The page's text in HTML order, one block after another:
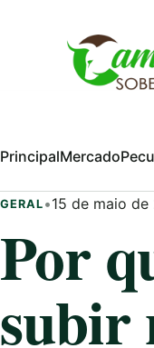
PrincipalMercado
GERAL •15 de maio de
Por
subir